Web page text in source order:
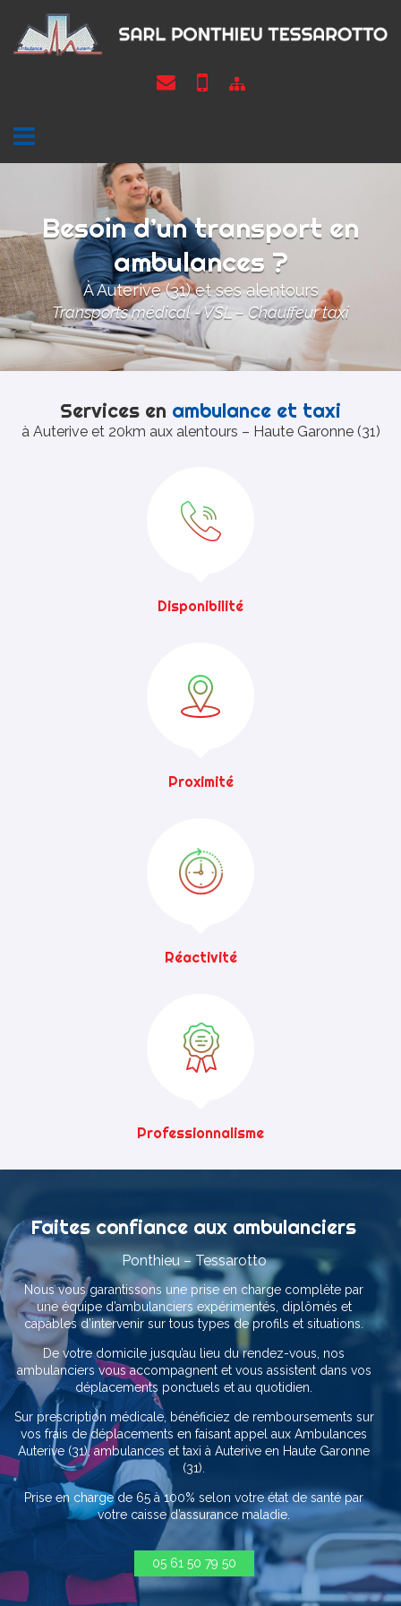
ET
GALERIE
PHOTOS
ACTUALITÉS
NEWSLETTER
Besoin d’un transport en
ambulances ?
À Auterive (31) et ses alentours
Transports médical - VSL – Chauffeur taxi
Services en ambulance et taxi
à Auterive et 20km aux alentours – Haute Garonne (31)
Disponibilité
Proximité
Réactivité
Professionnalisme
Faites confiance aux ambulanciers
Ponthieu – Tessarotto
Nous vous garantissons une prise en charge complète par
une équipe d’ambulanciers expérimentés, diplômés et
capables d’intervenir sur tous types de profils et situations.
De votre domicile jusqu’au lieu du rendez-vous, nos
ambulanciers vous accompagnent et vous assistent dans vos
déplacements ponctuels et au quotidien.
Sur prescription médicale, bénéficiez de remboursements sur
vos frais de déplacements en faisant appel aux Ambulances
Auterive (31), ambulances et taxi à Auterive en Haute Garonne
(31).
Prise en charge de 65 à 100% selon votre état de santé par
votre caisse d’assurance maladie.
05 61 50 79 50